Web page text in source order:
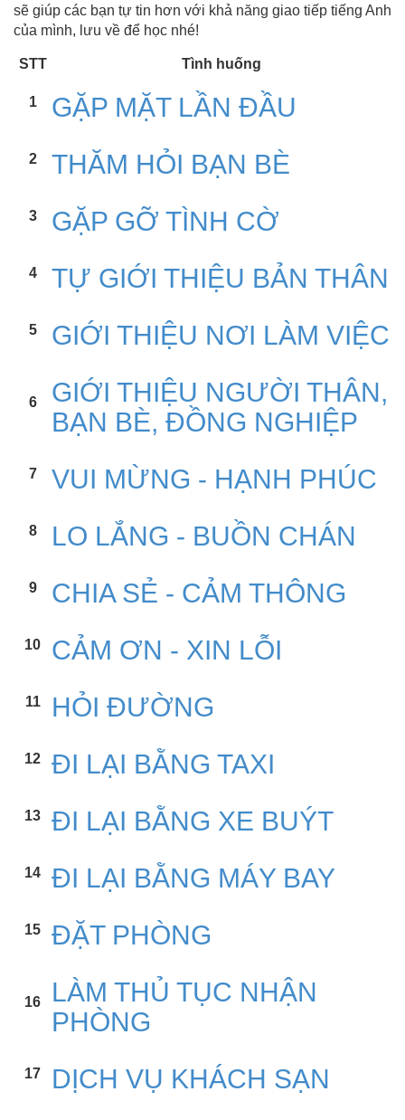
sẽ giúp các bạn tự tin hơn với khả năng giao tiếp tiếng Anh
của mình, lưu về để học nhé!
STT Tình huống
1 GẶP MẶT LẦN ĐẦU
2 THĂM HỎI BẠN BÈ
3 GẶP GỠ TÌNH CỜ
4 TỰ GIỚI THIỆU BẢN THÂN
5 GIỚI THIỆU NƠI LÀM VIỆC
6
GIỚI THIỆU NGƯỜI THÂN,
BẠN BÈ, ĐỒNG NGHIỆP
7 VUI MỪNG - HẠNH PHÚC
8 LO LẮNG - BUỒN CHÁN
9 CHIA SẺ - CẢM THÔNG
10 CẢM ƠN - XIN LỖI
11 HỎI ĐƯỜNG
12 ĐI LẠI BẰNG TAXI
13 ĐI LẠI BẰNG XE BUÝT
14 ĐI LẠI BẰNG MÁY BAY
15 ĐẶT PHÒNG
16
LÀM THỦ TỤC NHẬN
PHÒNG
17 DỊCH VỤ KHÁCH SẠN